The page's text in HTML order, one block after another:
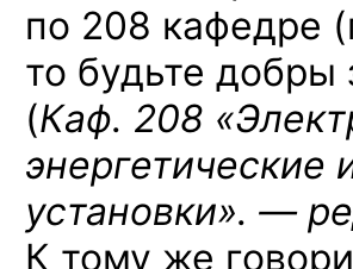
по 208 кафедре
то будьте добры
(Каф. 208
энергетические
установки». —
К тому же